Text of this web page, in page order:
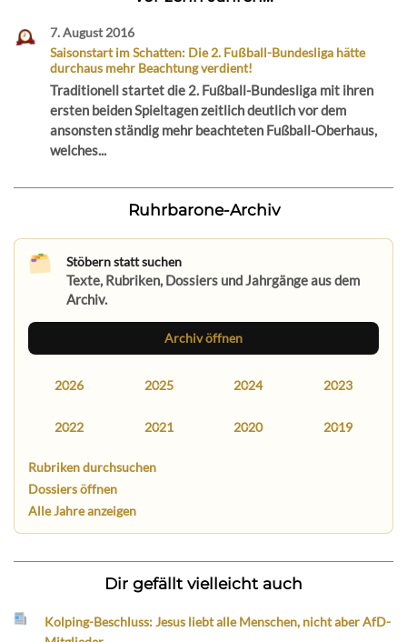
7. August 2016
Saisonstart im Schatten: Die 2. Fußball-Bundesliga hätte
durchaus mehr Beachtung verdient!
Traditionell startet die 2. Fußball-Bundesliga mit ihren
ersten beiden Spieltagen zeitlich deutlich vor dem
ansonsten ständig mehr beachteten Fußball-Oberhaus,
welches...
Ruhrbarone-Archiv
Stöbern statt suchen
Texte, Rubriken, Dossiers und Jahrgänge aus dem
Archiv.
Archiv öffnen
2026 2025 2024 2023
2022 2021 2020 2019
Rubriken durchsuchen
Dossiers öffnen
Alle Jahre anzeigen
Dir gefällt vielleicht auch
Kolping-Beschluss: Jesus liebt alle Menschen, nicht aber AfD-